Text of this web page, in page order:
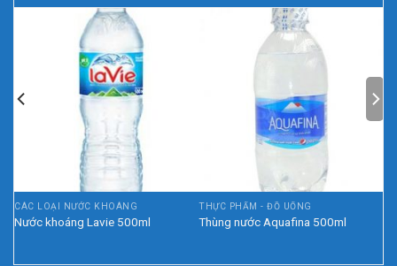
CÁC LOẠI NƯỚC KHOÁNG
Nước khoáng Lavie 500ml
THỰC PHẨM - ĐỒ UỐNG
Thùng nước Aquafina 500ml